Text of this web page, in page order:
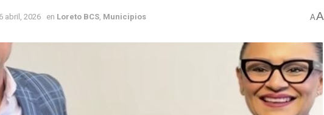
abril, 2026 en Loreto BCS Municipios AA